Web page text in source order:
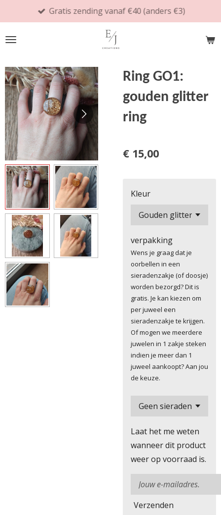
direct
naar
hoofdinhoud
Gratis zending vanaf €40 (anders €3)
Ring GO1:
gouden glitter
ring
€ 15,00
Kleur
verpakking
Wens je graag dat je
oorbellen in een
sieradenzakje (of doosje)
worden bezorgd? Dit is
gratis. Je kan kiezen om
per juweel een
sieradenzakje te krijgen.
Of mogen we meerdere
juwelen in 1 zakje steken
indien je meer dan 1
juweel aankoopt? Aan jou
de keuze.
Laat het me weten
wanneer dit product
weer op voorraad is.
Verzenden